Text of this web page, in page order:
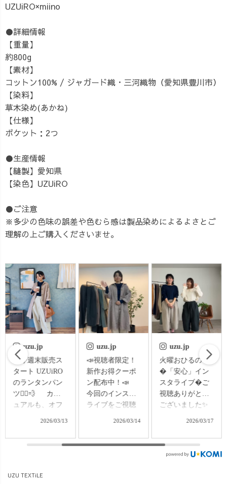
UZUiRO×miino
●詳細情報
【重量】
約800g
【素材】
コットン100% / ジャガード織・三河織物（愛知県豊川市）
【染料】
草木染め(あかね)
【仕様】
ポケット：2つ
●生産情報
【縫製】愛知県
【染色】UZUiRO
●ご注意
※多少の色味の誤差や色むら感は製品染めによるよさとご
理解の上ご購入くださいませ。
uzu.jp
📣視聴者限定！
新作お得クーポ
ン配布中！📣
今回のインスタ
ライブをご視聴
3/15(日)の2日間
2026/03/14
uzu.jp
火曜おひるの
�「安心」イン
スタライブ�ご
視聴ありがとう
ございました✨
パンツ8分丈�・
2026/03/17
uzu.jp
ちゃんとした日
も、いつもの日
も。 結局、こ
ういう1本がいち
ばん使える🌿
みるとすごくラ
2026/03/18
UZU TEXTiLE